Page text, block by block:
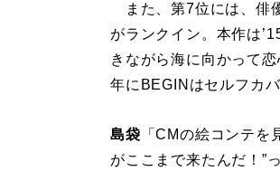
また、第7位には、俳
がランクイン。本作は
きながら海に向かって
年にBEGINはセルフカバ
島袋 「CMの絵コンテ
がここまで来たんだ！”